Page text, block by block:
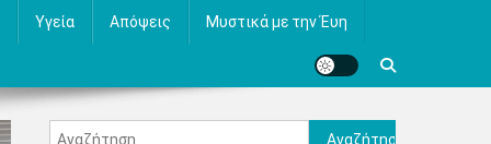
Υγεία Απόψεις Μυστικά με την Έυη
Αναζήτηση